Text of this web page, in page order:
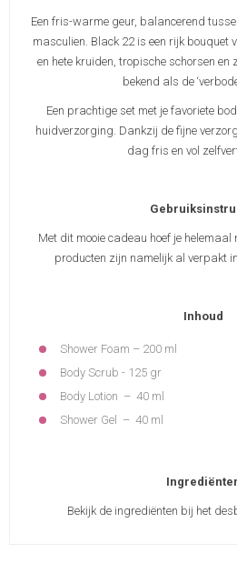
Een fris-warme geur, balancerend
masculien. Black 22 is een rijk bouquet
en hete kruiden, tropische schorsen en
bekend als de
Een prachtige set met je favoriete
huidverzorging. Dankzij de fijne
dag fris en vol
Met dit mooie cadeau hoef je helemaal
producten zijn namelijk al verpakt
Inhoud
Shower Foam – 200 ml
Body Scrub - 125 gr
Body Lotion – 40 ml
Shower Gel – 40 ml
Bekijk de ingrediënten bij het